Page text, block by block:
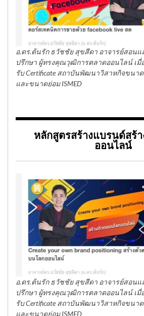
อ.ดร.ต้นรัก ธวัชชัย สุขสีดา อาจารย์สอนแ
ปรึกษา ผู้ทรงคุณวุฒิการตลาดออนไลน์ เมื่
รับ Certificate สถาบันพัฒนาวิสาหกิจขนา
และขนาดย่อม ISMED
หลักสูตรสร้างแบรนด์สร้
ออนไลน์
อ.ดร.ต้นรัก ธวัชชัย สุขสีดา อาจารย์สอนแ
ปรึกษา ผู้ทรงคุณวุฒิการตลาดออนไลน์ เมื่
รับ Certificate สถาบันพัฒนาวิสาหกิจขนา
และขนาดย่อม ISMED